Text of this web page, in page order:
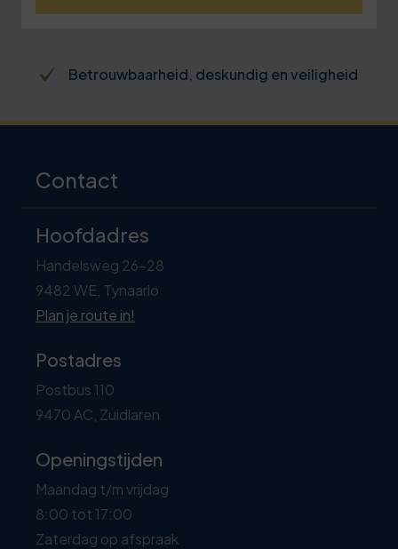
Betrouwbaarheid, deskundig en veiligheid
Contact
Hoofdadres
Handelsweg 26-28
9482 WE, Tynaarlo
Plan je route in!
Postadres
Postbus 110
9470 AC, Zuidlaren
Openingstijden
Maandag t/m vrijdag
8:00 tot 17:00
Zaterdag op afspraak